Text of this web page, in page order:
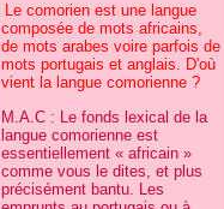
Le comorien est une langue
composée de mots africains,
de mots arabes voire parfois de
mots portugais et anglais. D'où
vient la langue comorienne ?
M.A.C : Le fonds lexical de la
langue comorienne est
essentiellement « africain »
comme vous le dites, et plus
précisément bantu. Les